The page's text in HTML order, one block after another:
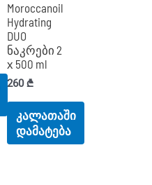
Moroccanoil
Hydrating
DUO
ნაკრები 2
х 500 ml
260₾
კალათაში
დამატება